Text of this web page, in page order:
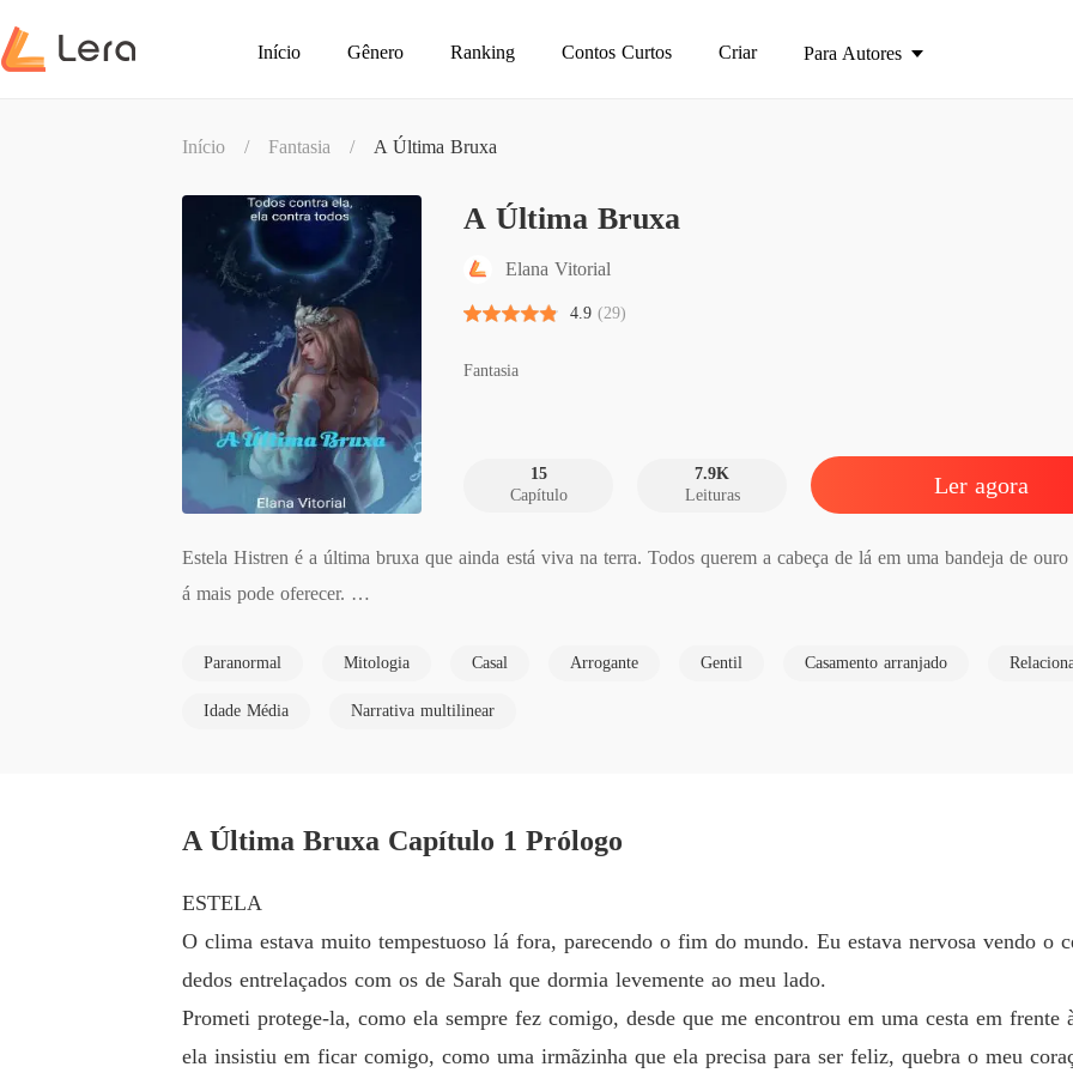
Início Gênero Ranking Contos Curtos Criar Para Autores
Início / Fantasia / A Última Bruxa
A Última Bruxa
Elana Vitorial
4.9 (29)
Fantasia
15
Capítulo
7.9K
Leituras
Ler agora
Estela Histren é a última bruxa que ainda está viva na terra. Todos querem a cabeça de lá em uma bandeja de
á mais pode oferecer.
Cercada por humanos que não sabem a verdade sobre ela, tentando se passar por humana para a sua própria
ssoa que aceitou quem ela era de verdade.
e ir contar as ordens diretas de seu pai.
Suas ancestrais bruxas tentam entrar em contato com ela do limbo pelo sonhos de Estela. No começo ela tem medo
ruxas a saírem do limbo.
Paranormal Mitologia Casal Arrogante Gentil Casamento arranjado
Idade Média Narrativa multilinear
A Última Bruxa Capítulo 1 Prólogo
ESTELA
O clima estava muito tempestuoso lá fora, parecendo o fim do mundo. Eu estava nervosa vendo o
dedos entrelaçados com os de Sarah que dormia levemente ao meu lado.
Prometi protege-la, como ela sempre fez comigo, desde que me encontrou em uma cesta em frente
ela insistiu em ficar comigo, como uma irmãzinha que ela precisa para ser feliz, quebra o meu
A
A